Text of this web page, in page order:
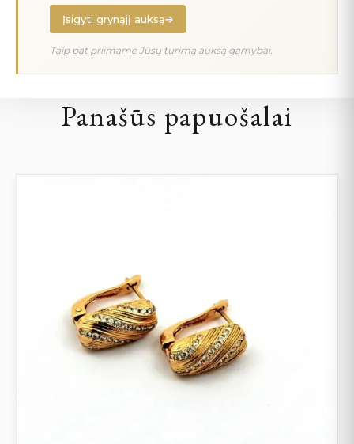
Įsigyti grynąjį auksą
Taip pat priimame Jūsų turimą auksą gamybai.
Panašūs papuošalai